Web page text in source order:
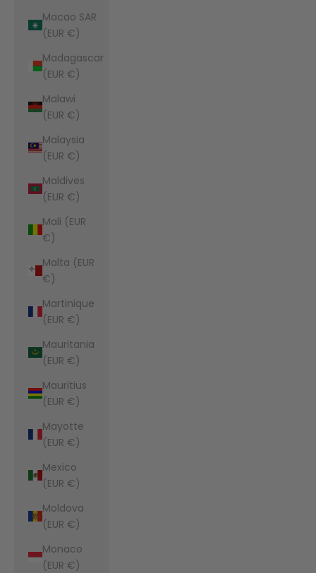
Macao SAR
(EUR €)
Madagascar
(EUR €)
Malawi
(EUR €)
Malaysia
(EUR €)
Maldives
(EUR €)
Mali (EUR
€)
Malta (EUR
€)
Martinique
(EUR €)
Mauritania
(EUR €)
Mauritius
(EUR €)
Mayotte
(EUR €)
Mexico
(EUR €)
Moldova
(EUR €)
Monaco
(EUR €)